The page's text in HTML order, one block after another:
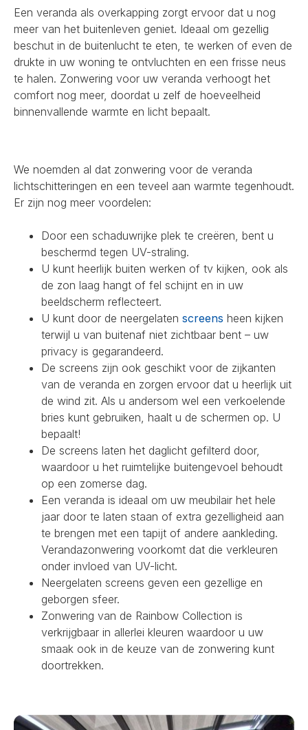
Een veranda als overkapping zorgt ervoor dat u nog
meer van het buitenleven geniet. Ideaal om gezellig
beschut in de buitenlucht te eten, te werken of even de
drukte in uw woning te ontvluchten en een frisse neus
te halen. Zonwering voor uw veranda verhoogt het
comfort nog meer, doordat u zelf de hoeveelheid
binnenvallende warmte en licht bepaalt.
We noemden al dat zonwering voor de veranda
lichtschitteringen en een teveel aan warmte tegenhoudt.
Er zijn nog meer voordelen:
Door een schaduwrijke plek te creëren, bent u
beschermd tegen UV-straling.
U kunt heerlijk buiten werken of tv kijken, ook als
de zon laag hangt of fel schijnt en in uw
beeldscherm reflecteert.
U kunt door de neergelaten screens heen kijken
terwijl u van buitenaf niet zichtbaar bent – uw
privacy is gegarandeerd.
De screens zijn ook geschikt voor de zijkanten
van de veranda en zorgen ervoor dat u heerlijk uit
de wind zit. Als u andersom wel een verkoelende
bries kunt gebruiken, haalt u de schermen op. U
bepaalt!
De screens laten het daglicht gefilterd door,
waardoor u het ruimtelijke buitengevoel behoudt
op een zomerse dag.
Een veranda is ideaal om uw meubilair het hele
jaar door te laten staan of extra gezelligheid aan
te brengen met een tapijt of andere aankleding.
Verandazonwering voorkomt dat die verkleuren
onder invloed van UV-licht.
Neergelaten screens geven een gezellige en
geborgen sfeer.
Zonwering van de Rainbow Collection is
verkrijgbaar in allerlei kleuren waardoor u uw
smaak ook in de keuze van de zonwering kunt
doortrekken.